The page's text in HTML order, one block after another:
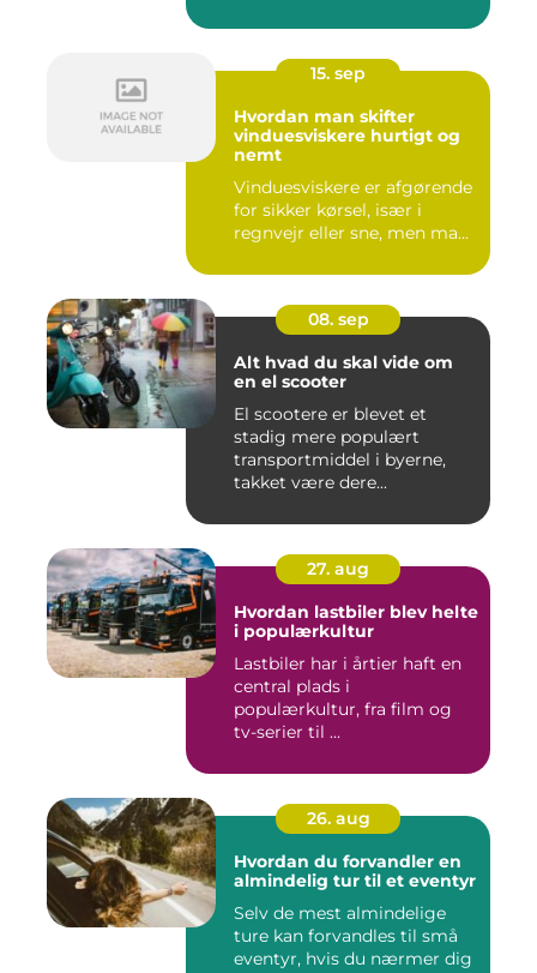
15. sep
Hvordan man skifter
vinduesviskere hurtigt og
nemt
Vinduesviskere er afgørende
for sikker kørsel, især i
regnvejr eller sne, men ma...
08. sep
Alt hvad du skal vide om
en el scooter
El scootere er blevet et
stadig mere populært
transportmiddel i byerne,
takket være dere...
27. aug
Hvordan lastbiler blev helte
i populærkultur
Lastbiler har i årtier haft en
central plads i
populærkultur, fra film og
tv-serier til ...
26. aug
Hvordan du forvandler en
almindelig tur til et eventyr
Selv de mest almindelige
ture kan forvandles til små
eventyr, hvis du nærmer dig